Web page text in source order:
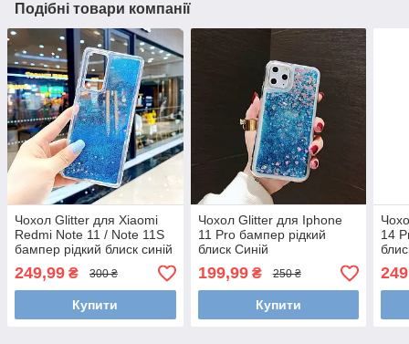
Подібні товари компанії
Чохол Glitter для Xiaomi
Redmi Note 11 / Note 11S
бампер рідкий блиск синій
249,99 ₴ 300 ₴
Купити
Чохол Glitter для Iphone
11 Pro бампер рідкий
блиск Синій
199,99₴ 250 ₴
Купити
14